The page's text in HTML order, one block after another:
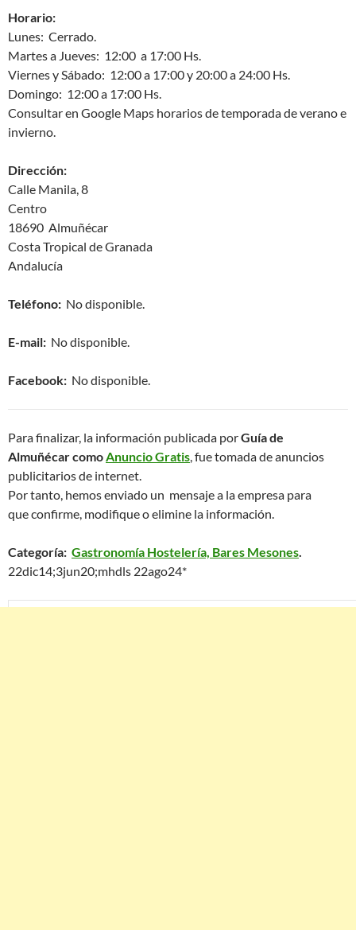
Horario:
Lunes: Cerrado.
Martes a Jueves: 12:00 a 17:00 Hs.
Viernes y Sábado: 12:00 a 17:00 y 20:00 a 24:00 Hs.
Domingo: 12:00 a 17:00 Hs.
Consultar en Google Maps horarios de temporada de verano e
invierno.
Dirección:
Calle Manila, 8
Centro
18690 Almuñécar
Costa Tropical de Granada
Andalucía
Teléfono: No disponible.
E-mail: No disponible.
Facebook: No disponible.
Para finalizar, la información publicada porGuía de
Almuñécar como Anuncio Gratis , fue tomada de anuncios
publicitarios de internet.
Por tanto, hemos enviado un mensaje a la empresa para
que confirme, modifique o elimine la información.
Categoría: Gastronomía Hostelería, Bares Mesones
22dic14;3jun20;mhdls 22ago24*